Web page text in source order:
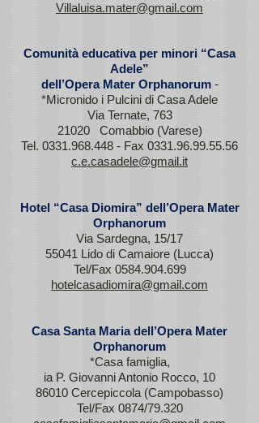
Villaluisa.mater@gmail.com
Comunità educativa per minori “Casa
Adele”
dell’Opera Mater Orphanorum-
*Micronido i Pulcini di Casa Adele
Via Ternate, 763
21020 Comabbio (Varese)
Tel.0331.968.448 - Fax 0331.96.99.55.56
c.e.casadele@gmail.it
Hotel “Casa Diomira” dell’Opera Mater
Orphanorum
Via Sardegna, 15/17
55041 Lido di Camaiore (Lucca)
Tel/Fax 0584.904.699
hotelcasadiomira@gmail.com
Casa Santa Maria dell’Opera Mater
Orphanorum
*Casa famiglia,
ia P. Giovanni Antonio Rocco, 10
86010 Cercepiccola (Campobasso)
Tel/Fax 0874/79.320